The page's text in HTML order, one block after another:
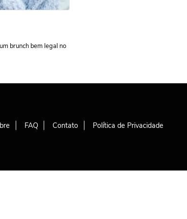
brunch bem legal no
FAQ Contato Política de Privacidade